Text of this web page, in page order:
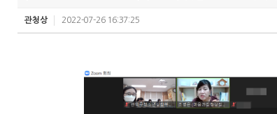
관청상 2022-07-26 16:37:25